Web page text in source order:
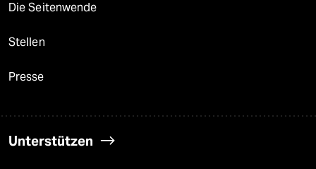
Die Seitenwende
Stellen
Presse
Unterstützen